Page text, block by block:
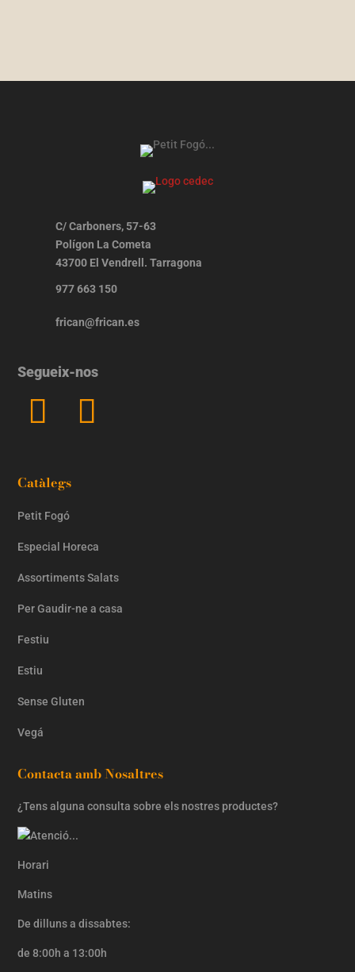
C/ Carboners, 57-63
Polígon La Cometa
43700 El Vendrell. Tarragona
977 663 150
frican@frican.es
Segueix-nos
Catàlegs
Petit Fogó
Especial Horeca
Assortiments Salats
Per Gaudir-ne a casa
Festiu
Estiu
Sense Gluten
Vegá
Contacta amb Nosaltres
¿Tens alguna consulta sobre els nostres productes?
Horari
Matins
De dilluns a dissabtes:
de 8:00h a 13:00h